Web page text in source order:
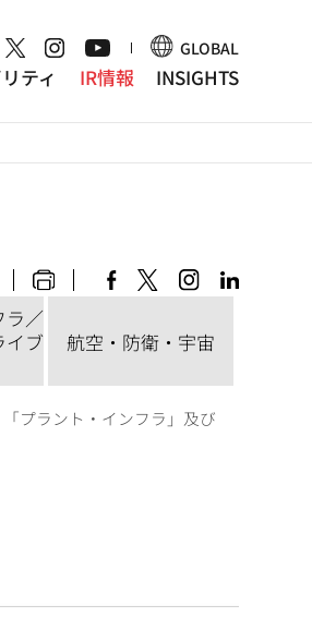
GLOBAL
ティ IR情報 INSIGHTS
ラ／
イブ
航空・防衛・宇宙
プラント・インフラ」及び